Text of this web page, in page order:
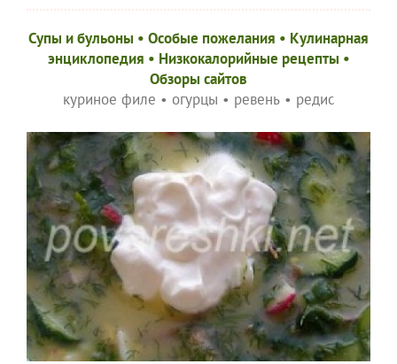
Супы и бульоны • Особые пожелания • Кулинарная
энциклопедия • Низкокалорийные рецепты •
Обзоры сайтов
куриное филе • огурцы • ревень• редис